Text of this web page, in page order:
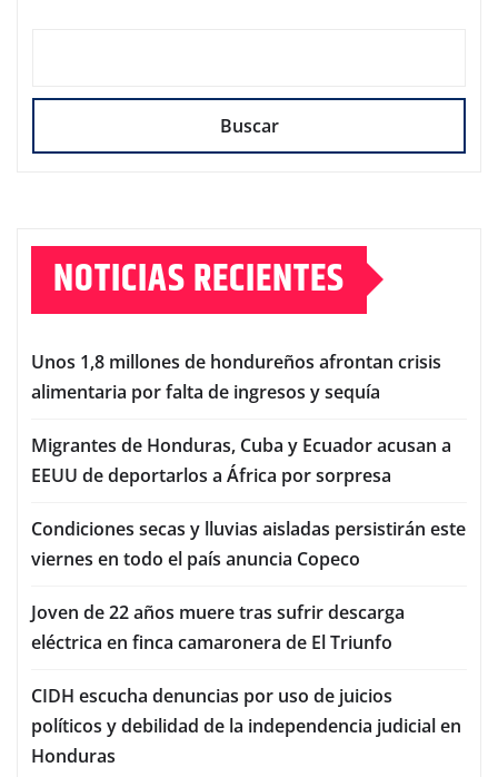
Buscar
NOTICIAS RECIENTES
Unos 1,8 millones de hondureños afrontan crisis
alimentaria por falta de ingresos y sequía
Migrantes de Honduras, Cuba y Ecuador acusan a
EEUU de deportarlos a África por sorpresa
Condiciones secas y lluvias aisladas persistirán este
viernes en todo el país anuncia Copeco
Joven de 22 años muere tras sufrir descarga
eléctrica en finca camaronera de El Triunfo
CIDH escucha denuncias por uso de juicios
políticos y debilidad de la independencia judicial en
Honduras